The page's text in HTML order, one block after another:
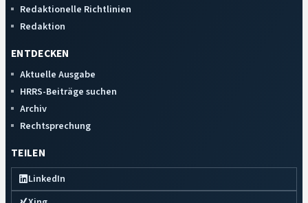
Redaktionelle Richtlinien
Redaktion
ENTDECKEN
Aktuelle Ausgabe
HRRS-Beiträge suchen
Archiv
Rechtsprechung
TEILEN
LinkedIn